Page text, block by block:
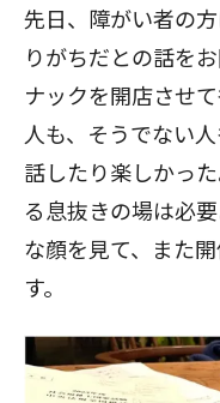
先日、障がい者の
りがちだとの話を
ナックを開店させ
人も、そうでない
話したり楽しかっ
る息抜きの場は必
な顔を見て、また
す。